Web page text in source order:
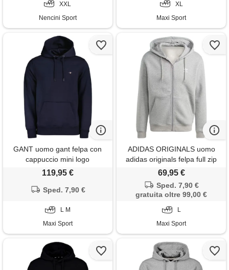
XXL
Nencini Sport
XL
Maxi Sport
GANT uomo gant felpa con
cappuccio mini logo
119,95 €
Sped. 7,90 €
L M
Maxi Sport
ADIDAS ORIGINALS uomo
adidas originals felpa full zip
con cappuccio trefoil
69,95 €
Sped. 7,90 €
gratuita oltre 99,00 €
L
Maxi Sport